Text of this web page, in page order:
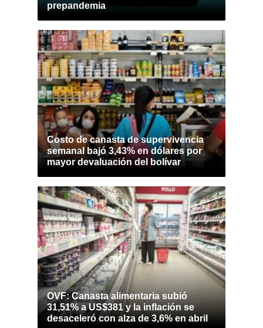
prepandemia
Costo de canasta de supervivencia
semanal bajó 3,43% en dólares por
mayor devaluación del bolívar
OVF: Canasta alimentaria subió
31,51% a US$381 y la inflación se
desaceleró con alza de 3,6% en abril